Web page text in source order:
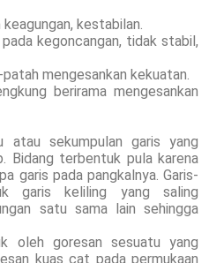
kestabilan.
kegoncangan, tidak stabil,
mengesankan kekuatan.
berirama mengesankan
atau sekumpulan garis yang
Bidang terbentuk pula karena
garis pada pangkalnya. Garis-
garis keliling yang saling
satu sama lain sehingga
oleh goresan sesuatu yang
kuas cat pada permukaan